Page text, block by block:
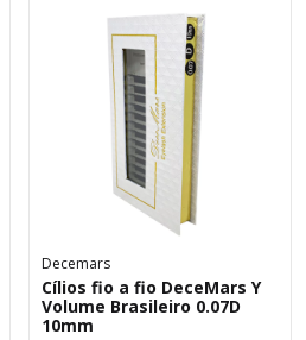
Decemars
Cílios fio a fio DeceMars Y
Volume Brasileiro 0.07D
10mm